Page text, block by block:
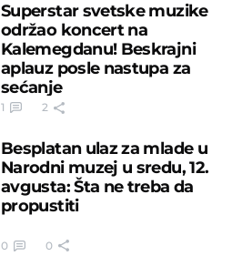
Superstar svetske muzike
održao koncert na
Kalemegdanu! Beskrajni
aplauz posle nastupa za
sećanje
1 2
Besplatan ulaz za mlade u
Narodni muzej u sredu, 12.
avgusta: Šta ne treba da
propustiti
0 0